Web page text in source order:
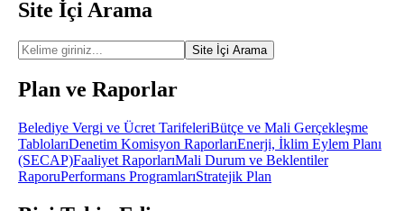
Site İçi Arama
Site İçi Arama
Plan ve Raporlar
Belediye Vergi ve Ücret TarifeleriBütçe ve Mali Gerçekleşme
TablolarıDenetim Komisyon RaporlarıEnerji, İklim Eylem Planı
(SECAP)Faaliyet RaporlarıMali Durum ve Beklentiler
RaporuPerformans ProgramlarıStratejik Plan